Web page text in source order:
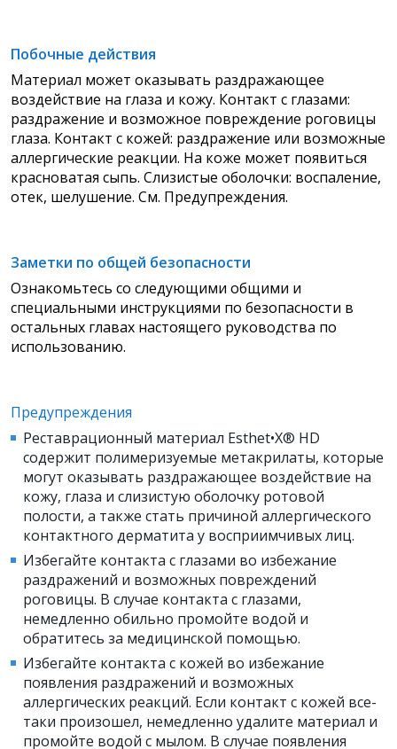
Побочные действия
Материал может оказывать раздражающее
воздействие на глаза и кожу. Контакт с глазами:
раздражение и возможное повреждение роговицы
глаза. Контакт с кожей: раздражение или возможные
аллергические реакции. На коже может появиться
красноватая сыпь. Слизистые оболочки: воспаление,
отек, шелушение. См. Предупреждения.
Заметки по общей безопасности
Ознакомьтесь со следующими общими и
специальными инструкциями по безопасности в
остальных главах настоящего руководства по
использованию.
Предупреждения
Реставрационный материал Esthet•X® HD
содержит полимеризуемые метакрилаты, которые
могут оказывать раздражающее воздействие на
кожу, глаза и слизистую оболочку ротовой
полости, а также стать причиной аллергического
контактного дерматита у восприимчивых лиц.
Избегайте контакта с глазами во избежание
раздражений и возможных повреждений
роговицы. В случае контакта с глазами,
немедленно обильно промойте водой и
обратитесь за медицинской помощью.
Избегайте контакта с кожей во избежание
появления раздражений и возможных
аллергических реакций. Если контакт с кожей все-
таки произошел, немедленно удалите материал и
промойте водой с мылом. В случае появления